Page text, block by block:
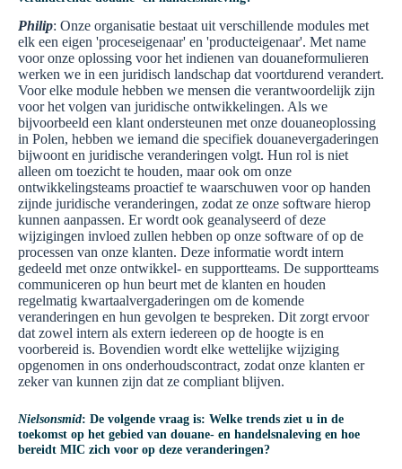
Philip: Onze organisatie bestaat uit verschillende modules met
elk een eigen 'proceseigenaar' en 'producteigenaar'. Met name
voor onze oplossing voor het indienen van douaneformulieren
werken we in een juridisch landschap dat voortdurend verandert.
Voor elke module hebben we mensen die verantwoordelijk zijn
voor het volgen van juridische ontwikkelingen. Als we
bijvoorbeeld een klant ondersteunen met onze douaneoplossing
in Polen, hebben we iemand die specifiek douanevergaderingen
bijwoont en juridische veranderingen volgt. Hun rol is niet
alleen om toezicht te houden, maar ook om onze
ontwikkelingsteams proactief te waarschuwen voor op handen
zijnde juridische veranderingen, zodat ze onze software hierop
kunnen aanpassen. Er wordt ook geanalyseerd of deze
wijzigingen invloed zullen hebben op onze software of op de
processen van onze klanten. Deze informatie wordt intern
gedeeld met onze ontwikkel- en supportteams. De supportteams
communiceren op hun beurt met de klanten en houden
regelmatig kwartaalvergaderingen om de komende
veranderingen en hun gevolgen te bespreken. Dit zorgt ervoor
dat zowel intern als extern iedereen op de hoogte is en
voorbereid is. Bovendien wordt elke wettelijke wijziging
opgenomen in ons onderhoudscontract, zodat onze klanten er
zeker van kunnen zijn dat ze compliant blijven.
Nielsonsmid: De volgende vraag is: Welke trends ziet u in de
toekomst op het gebied van douane- en handelsnaleving en hoe
bereidt MIC zich voor op deze veranderingen?